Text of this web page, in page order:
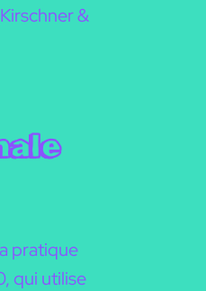
&
pratique
qui utilise